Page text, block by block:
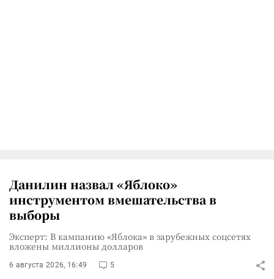
Данилин назвал «Яблоко»
инструментом вмешательства в
выборы
Эксперт: В кампанию «Яблока» в зарубежных соцсетях
вложены миллионы долларов
6 августа 2026, 16:49 5